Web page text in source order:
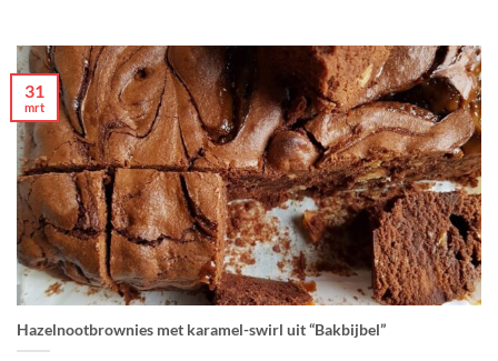
Hazelnootbrownies met karamel-swirl uit “Bakbijbel”
31
mrt